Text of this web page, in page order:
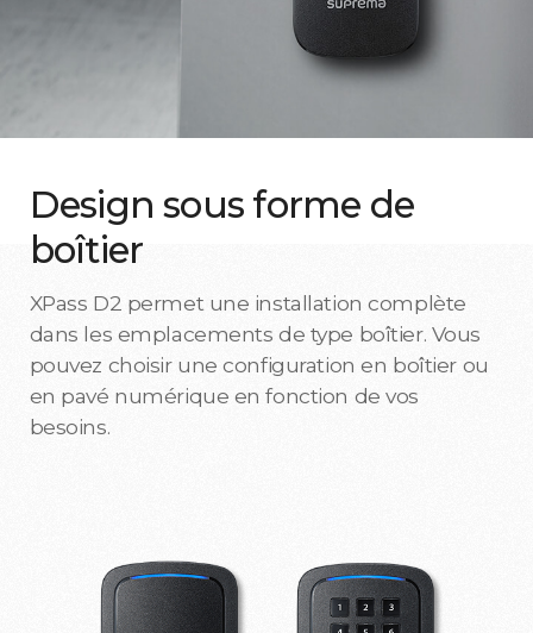
Design sous forme de
boîtier
XPass D2 permet une installation complète
dans les emplacements de type boîtier. Vous
pouvez choisir une configuration en boîtier ou
en pavé numérique en fonction de vos
besoins.